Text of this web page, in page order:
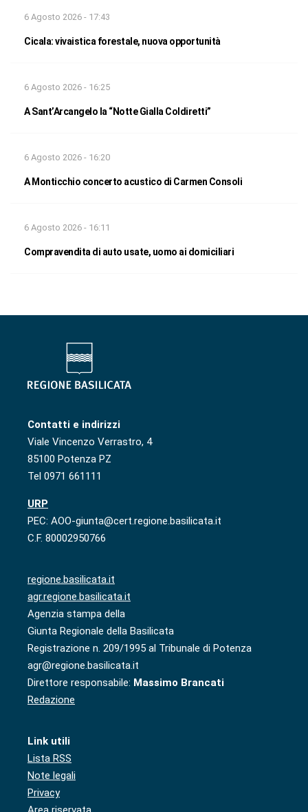
6 Agosto 2026 - 17:43
Cicala: vivaistica forestale, nuova opportunità
6 Agosto 2026 - 16:25
A Sant’Arcangelo la “Notte Gialla Coldiretti”
6 Agosto 2026 - 16:20
A Monticchio concerto acustico di Carmen Consoli
6 Agosto 2026 - 16:11
Compravendita di auto usate, uomo ai domiciliari
Contatti e indirizzi
Viale Vincenzo Verrastro, 4
85100 Potenza PZ
Tel 0971 661111
URP
PEC: AOO-giunta@cert.regione.basilicata.it
C.F. 80002950766
regione.basilicata.it
agr.regione.basilicata.it
Agenzia stampa della
Giunta Regionale della Basilicata
Registrazione n. 209/1995 al Tribunale di Potenza
agr@regione.basilicata.it
Direttore responsabile: Massimo Brancati
Redazione
Link utili
Lista RSS
Note legali
Privacy